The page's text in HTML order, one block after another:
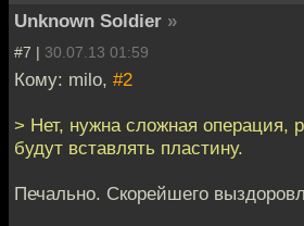
Unknown Soldier »
#7 | 30.07.13 01:59
Кому: milo, #2
> Нет, нужна сложная операция,
будут вставлять пластину.
Печально. Скорейшего